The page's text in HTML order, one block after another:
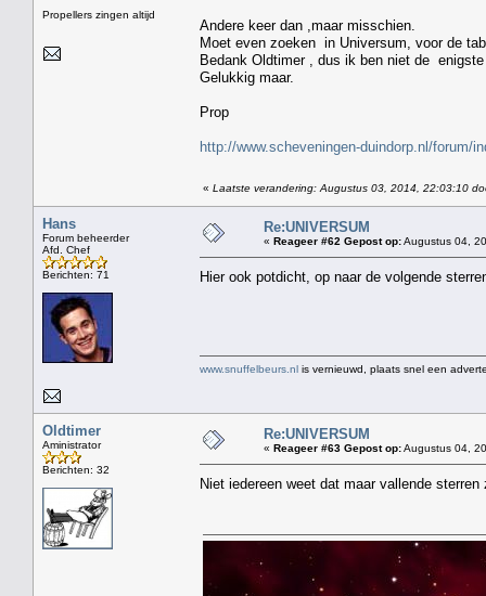
Propellers zingen altijd
Andere keer dan ,maar misschien.
Moet even zoeken in Universum, voor de
Bedank Oldtimer , dus ik ben niet de
Gelukkig maar.
Prop
http://www.scheveningen-duindorp.nl/forum/
« Laatste verandering: Augustus 03, 2014, 22:03:10
Hans
Forum beheerder
Afd. Chef
Berichten: 71
Re:UNIVERSUM
« Reageer #62 Gepost op:Augustus 04,
Hier ook potdicht, op naar de volgende
www.snuffelbeurs.nl is vernieuwd, plaats snel een
Oldtimer
Aministrator
Berichten: 32
Re:UNIVERSUM
« Reageer #63 Gepost op:Augustus 04,
Niet iedereen weet dat maar vallende